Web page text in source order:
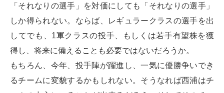
「それなりの選手」を対価にしても「それなりの選手」
しか得られない。ならば、レギュラークラスの選手を出
してでも、1軍クラスの投手、もしくは若手有望株を獲
得し、将来に備えることも必要ではないだろうか。
もちろん、今年、投手陣が躍進し、一気に優勝争いでき
るチームに変貌するかもしれない。そうなれば西浦はチ